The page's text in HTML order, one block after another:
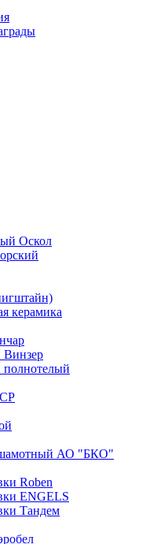
Оскол
керамика
АО "БКО"
Roben
ENGELS
Тандем